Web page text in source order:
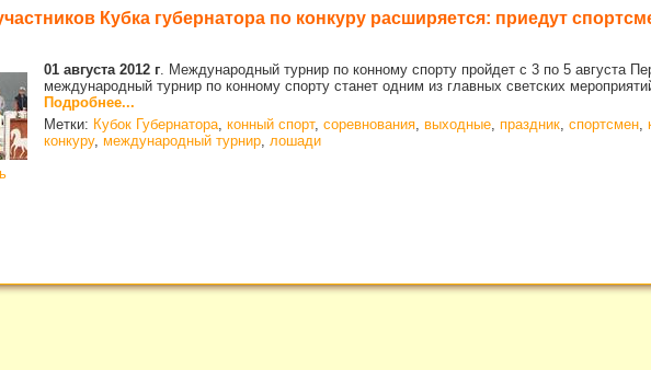
Кубка губернатора по конкуру расширяется: приедут
01 августа 2012 г. Международный турнир по конному спорту пройдет с 3 по 5 августа
международный турнир по конному спорту станет одним из главных светских
Подробнее...
Метки: Кубок Губернатора, конный спорт, соревнования, выходные, праздник, спортсмен,
конкуру, международный турнир, лошади